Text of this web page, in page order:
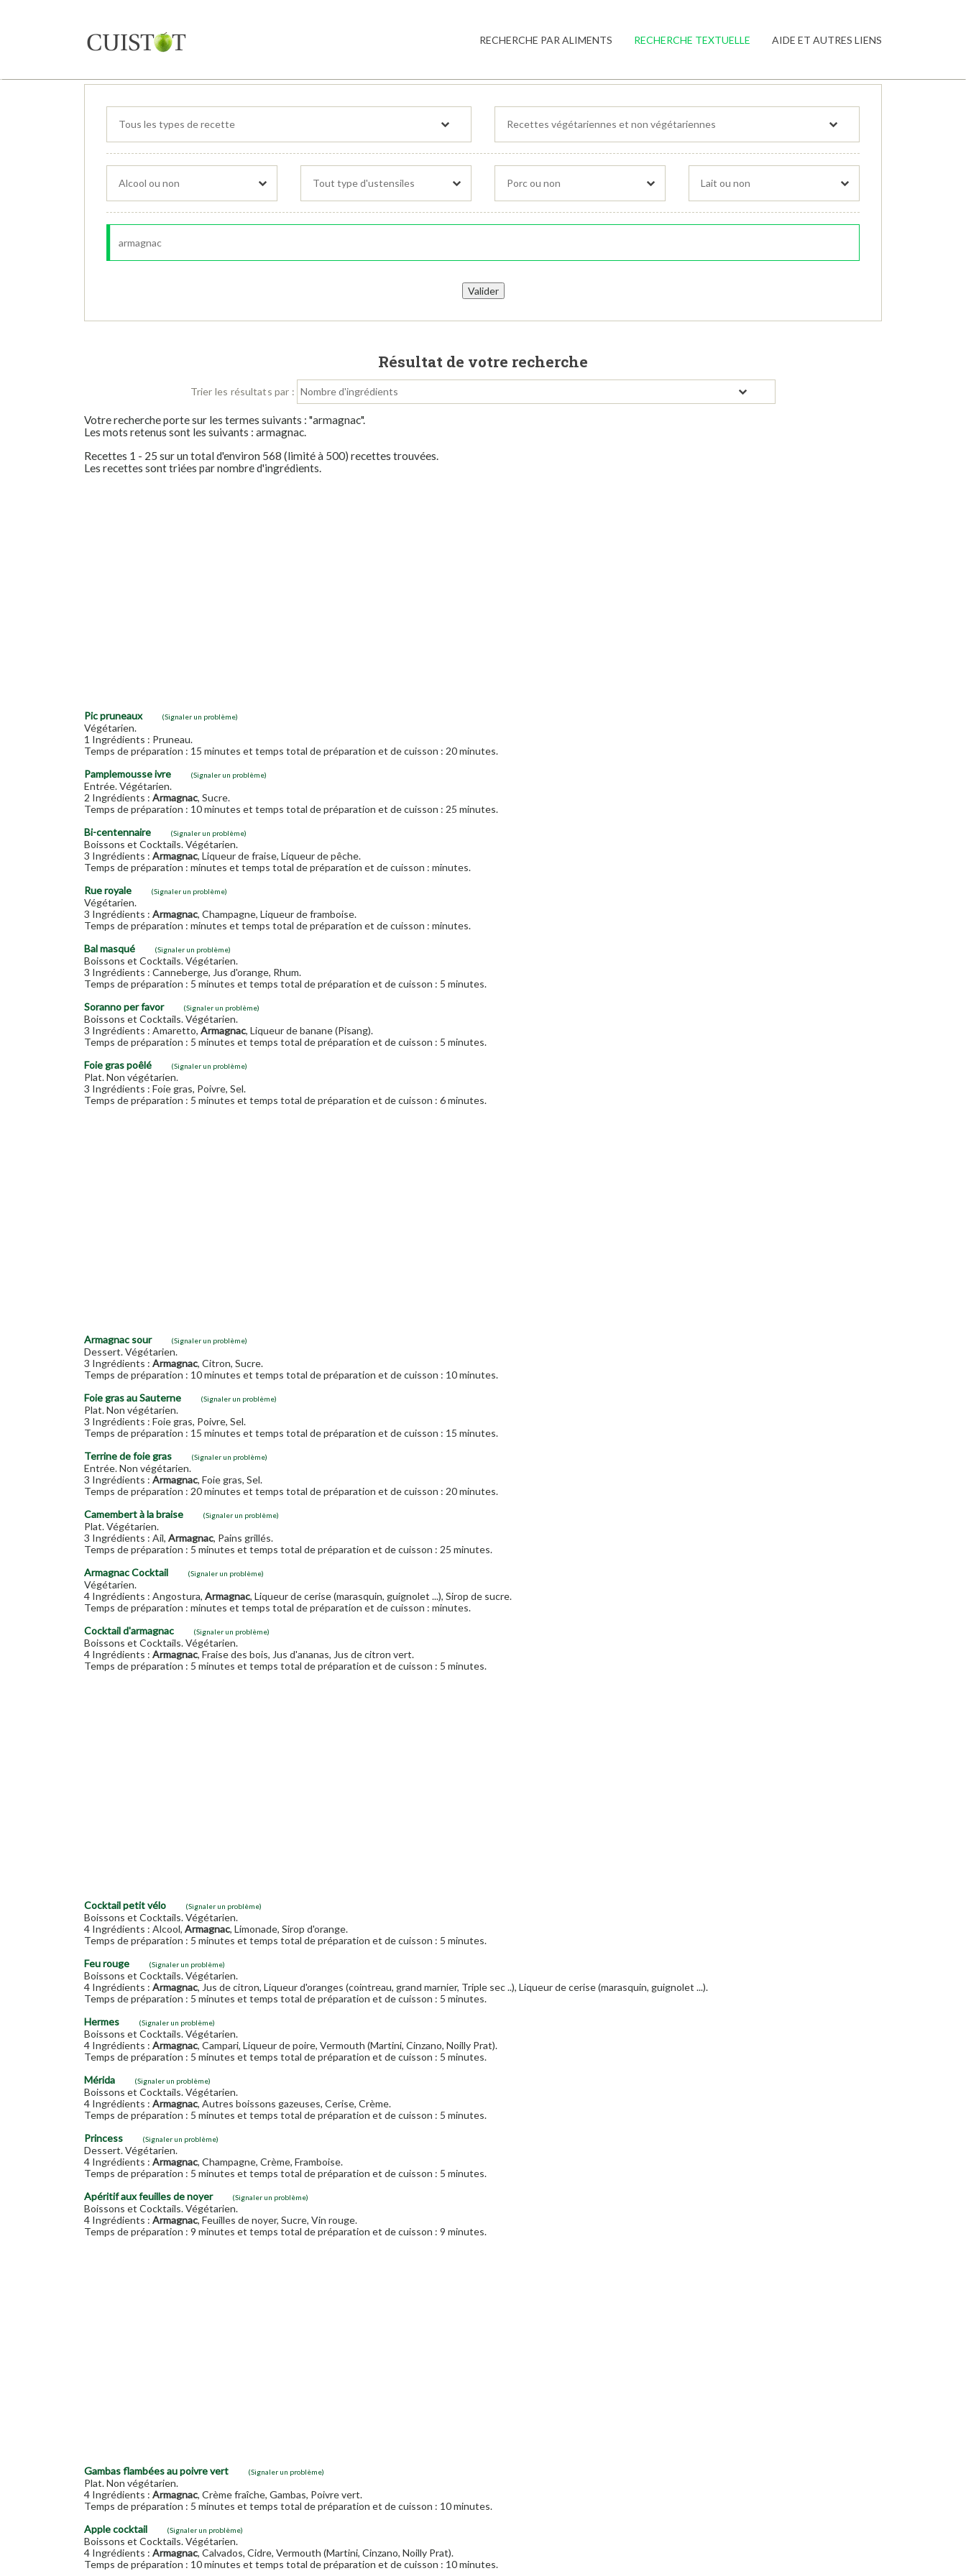
RECHERCHE PAR ALIMENTS RECHERCHE TEXTUELLE AIDE ET AUTRES LIENS
Résultat de votre recherche
Trier les résultats par :
Votre recherche porte sur les termes suivants : "armagnac".
Les mots retenus sont les suivants : armagnac.
Recettes 1 - 25 sur un total d'environ 568 (limité à 500) recettes trouvées.
Les recettes sont triées par nombre d'ingrédients.
Pic pruneaux (Signaler un problème)
Végétarien.
1 Ingrédients : Pruneau.
Temps de préparation : 15 minutes et temps total de préparation et de cuisson : 20 minutes.
Pamplemousse ivre
(Signaler un problème)
Entrée. Végétarien.
2 Ingrédients : Armagnac, Sucre.
Temps de préparation : 10 minutes et temps total de préparation et de cuisson : 25 minutes.
Bi-centennaire
(Signaler un problème)
Boissons et Cocktails. Végétarien.
3 Ingrédients : Armagnac, Liqueur de fraise, Liqueur de pêche.
Temps de préparation : minutes et temps total de préparation et de cuisson : minutes.
Rue royale
(Signaler un problème)
Végétarien.
3 Ingrédients : Armagnac, Champagne, Liqueur de framboise.
Temps de préparation : minutes et temps total de préparation et de cuisson : minutes.
Bal masqué
(Signaler un problème)
Boissons et Cocktails. Végétarien.
3 Ingrédients : Canneberge, Jus d'orange, Rhum.
Temps de préparation : 5 minutes et temps total de préparation et de cuisson : 5 minutes.
Soranno per favor
(Signaler un problème)
Boissons et Cocktails. Végétarien.
3 Ingrédients : Amaretto, Armagnac, Liqueur de banane (Pisang).
Temps de préparation : 5 minutes et temps total de préparation et de cuisson : 5 minutes.
Foie gras poêlé
(Signaler un problème)
Plat. Non végétarien.
3 Ingrédients : Foie gras, Poivre, Sel.
Temps de préparation : 5 minutes et temps total de préparation et de cuisson : 6 minutes.
Armagnac sour (Signaler un problème)
Dessert. Végétarien.
3 Ingrédients : Armagnac, Citron, Sucre.
Temps de préparation : 10 minutes et temps total de préparation et de cuisson : 10 minutes.
Foie gras au Sauterne
(Signaler un problème)
Plat. Non végétarien.
3 Ingrédients : Foie gras, Poivre, Sel.
Temps de préparation : 15 minutes et temps total de préparation et de cuisson : 15 minutes.
Terrine de foie gras
(Signaler un problème)
Entrée. Non végétarien.
3 Ingrédients : Armagnac, Foie gras, Sel.
Temps de préparation : 20 minutes et temps total de préparation et de cuisson : 20 minutes.
Camembert à la braise
(Signaler un problème)
Plat. Végétarien.
3 Ingrédients : Ail, Armagnac, Pains grillés.
Temps de préparation : 5 minutes et temps total de préparation et de cuisson : 25 minutes.
Armagnac Cocktail
(Signaler un problème)
Végétarien.
4 Ingrédients : Angostura, Armagnac, Liqueur de cerise (marasquin, guignolet ...), Sirop de sucre.
Temps de préparation : minutes et temps total de préparation et de cuisson : minutes.
Cocktail d'armagnac
(Signaler un problème)
Boissons et Cocktails. Végétarien.
4 Ingrédients : Armagnac, Fraise des bois, Jus d'ananas, Jus de citron vert.
Temps de préparation : 5 minutes et temps total de préparation et de cuisson : 5 minutes.
Cocktail petit vélo (Signaler un problème)
Boissons et Cocktails. Végétarien.
4 Ingrédients : Alcool, Armagnac, Limonade, Sirop d'orange.
Temps de préparation : 5 minutes et temps total de préparation et de cuisson : 5 minutes.
Feu rouge
(Signaler un problème)
Boissons et Cocktails. Végétarien.
4 Ingrédients : Armagnac, Jus de citron, Liqueur d'oranges (cointreau, grand marnier, Triple sec ..), Liqueur de cerise (marasquin, guignolet ...).
Temps de préparation : 5 minutes et temps total de préparation et de cuisson : 5 minutes.
Hermes
(Signaler un problème)
Boissons et Cocktails. Végétarien.
4 Ingrédients : Armagnac, Campari, Liqueur de poire, Vermouth (Martini, Cinzano, Noilly Prat).
Temps de préparation : 5 minutes et temps total de préparation et de cuisson : 5 minutes.
Mérida
(Signaler un problème)
Boissons et Cocktails. Végétarien.
4 Ingrédients : Armagnac, Autres boissons gazeuses, Cerise, Crème.
Temps de préparation : 5 minutes et temps total de préparation et de cuisson : 5 minutes.
Princess
(Signaler un problème)
Dessert. Végétarien.
4 Ingrédients : Armagnac, Champagne, Crème, Framboise.
Temps de préparation : 5 minutes et temps total de préparation et de cuisson : 5 minutes.
Apéritif aux feuilles de noyer
(Signaler un problème)
Boissons et Cocktails. Végétarien.
4 Ingrédients : Armagnac, Feuilles de noyer, Sucre, Vin rouge.
Temps de préparation : 9 minutes et temps total de préparation et de cuisson : 9 minutes.
Gambas flambées au poivre vert (Signaler un problème)
Plat. Non végétarien.
4 Ingrédients : Armagnac, Crème fraîche, Gambas, Poivre vert.
Temps de préparation : 5 minutes et temps total de préparation et de cuisson : 10 minutes.
Apple cocktail
(Signaler un problème)
Boissons et Cocktails. Végétarien.
4 Ingrédients : Armagnac, Calvados, Cidre, Vermouth (Martini, Cinzano, Noilly Prat).
Temps de préparation : 10 minutes et temps total de préparation et de cuisson : 10 minutes.